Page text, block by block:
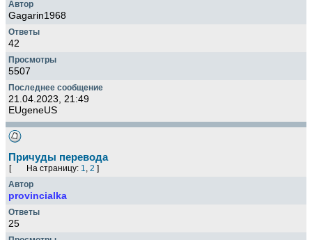
Gagarin1968
42
5507
21.04.2023, 21:49
EUgeneUS
Причуды перевода
[ На страницу: 1, 2 ]
provincialka
25